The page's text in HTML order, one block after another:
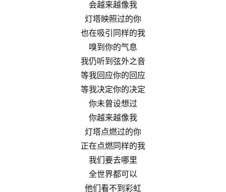
会越来越像我
灯塔映照过的你
也在吸引同样的我
嗅到你的气息
我仍听到弦外之音
等我回应你的回应
等我决定你的决定
你未曾设想过
你越来越像我
灯塔点燃过的你
正在点燃同样的我
我们要去哪里
全世界都可以
他们看不到彩虹